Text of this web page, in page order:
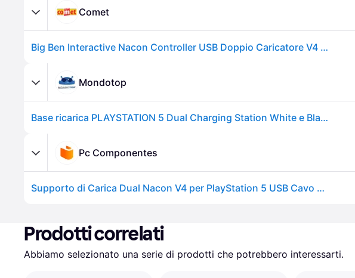
Comet
Big Ben Interactive Nacon Controller USB Doppio Caricatore V4 PS5 Ps5dualchargerv4
Mondotop
Base ricarica PLAYSTATION 5 Dual Charging Station White e Black PS5DUALCHARGERV4
Pc Componentes
Supporto di Carica Dual Nacon V4 per PlayStation 5 USB Cavo Nero e Bianco
Prodotti correlati
Abbiamo selezionato una serie di prodotti che potrebbero interessarti.